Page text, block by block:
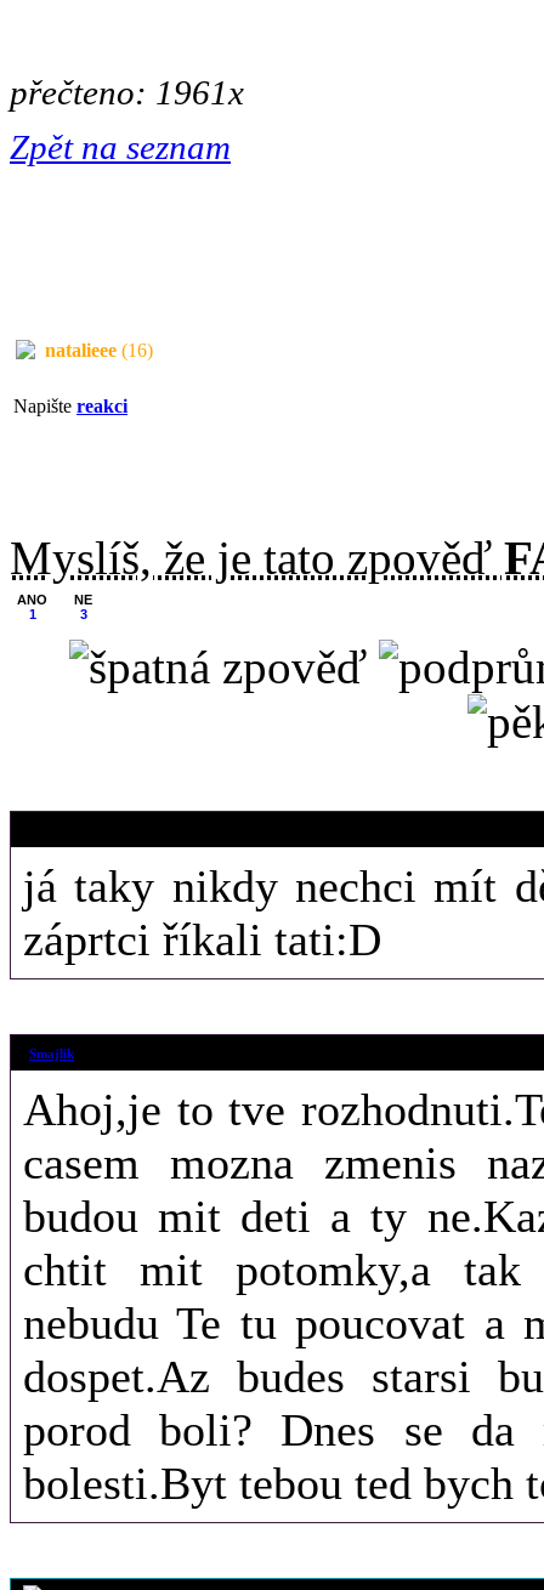
přečteno: 1961x
Zpět na seznam
natalieee (16)
Napište reakci
Myslíš, že je tato zpověď
ANO
1
NE
3
já taky nikdy nechci mít
záprtci říkali tati:D
Smajlik
Ahoj,je to tve
casem mozna zmenis
budou mit deti a ty
chtit mit potomky,a tak
nebudu Te tu poucovat a
dospet.Az budes starsi
porod boli? Dnes se
bolesti.Byt tebou ted bych